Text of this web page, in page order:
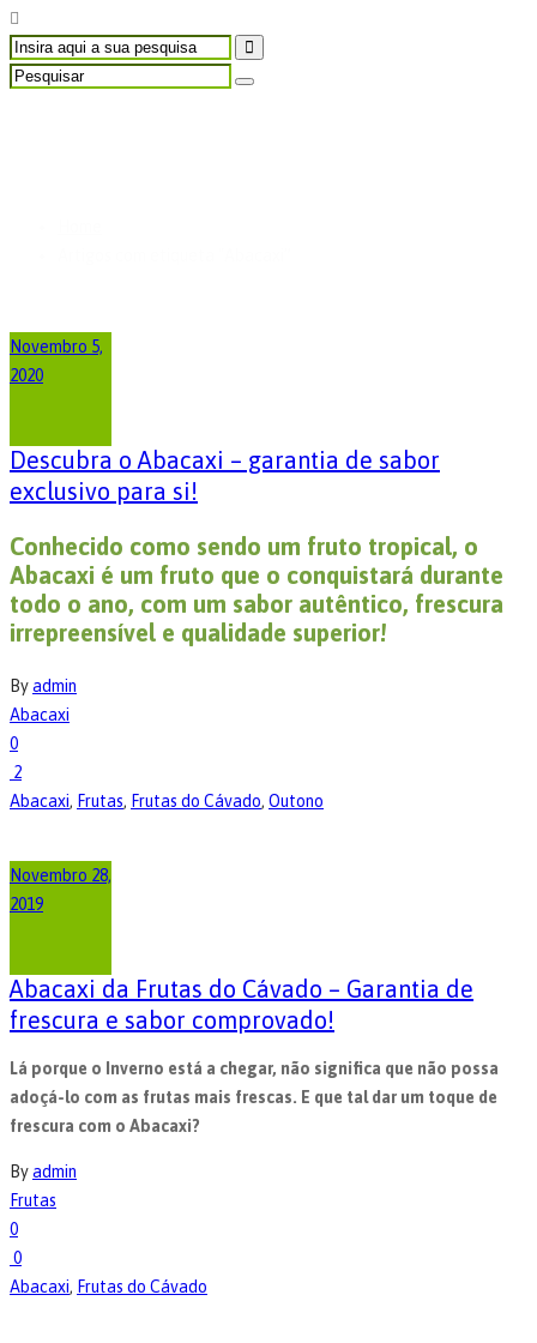
Novembro 5,
2020
Descubra o Abacaxi – garantia de sabor
exclusivo para si!
Conhecido como sendo um fruto tropical, o
Abacaxi é um fruto que o conquistará durante
todo o ano, com um sabor autêntico, frescura
irrepreensível e qualidade superior!
Byadmin
Abacaxi
0
2
Abacaxi, Frutas, Frutas do Cávado, Outono
Novembro 28,
2019
Abacaxi da Frutas do Cávado – Garantia de
frescura e sabor comprovado!
Lá porque o Inverno está a chegar, não significa que não possa
adoçá-lo com as frutas mais frescas. E que tal dar um toque de
frescura com o Abacaxi?
Byadmin
Frutas
0
0
Abacaxi, Frutas do Cávado